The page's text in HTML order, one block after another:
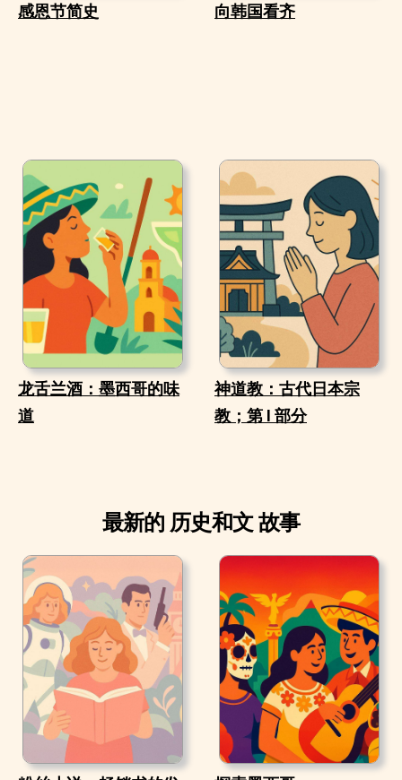
感恩节简史 向韩国看齐
龙舌兰酒：墨西哥的味
道
神道教：古代日本宗
教；第 I 部分
最新的 历史和文 故事